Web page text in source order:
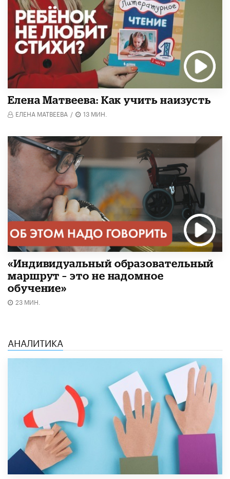
Елена Матвеева: Как учить наизусть
ЕЛЕНА МАТВЕЕВА / 13 МИН.
«Индивидуальный образовательный
маршрут – это не надомное
обучение»
23 МИН.
АНАЛИТИКА